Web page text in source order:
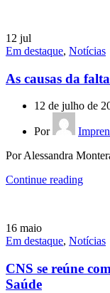
12 jul
Em destaque, Notícias
As causas da
12 de julho de
Por
Por Alessandra
Continue reading
16 maio
Em destaque, Notícias
CNS se reúne
Saúde